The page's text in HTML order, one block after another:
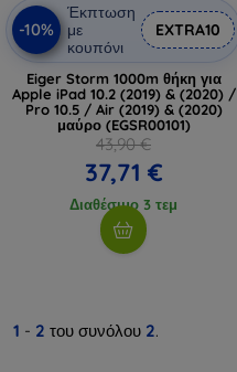
-10%
Έκπτωση
με
κουπόνι
EXTRA10
Eiger Storm 1000m θήκη για
Apple iPad 10.2 (2019) & (2020) /
Pro 10.5 / Air (2019) & (2020)
μαύρο (EGSR00101)
43,90 €
37,71 €
Διαθέσιμο 3 τεμ
1 - 2 του συνόλου 2.